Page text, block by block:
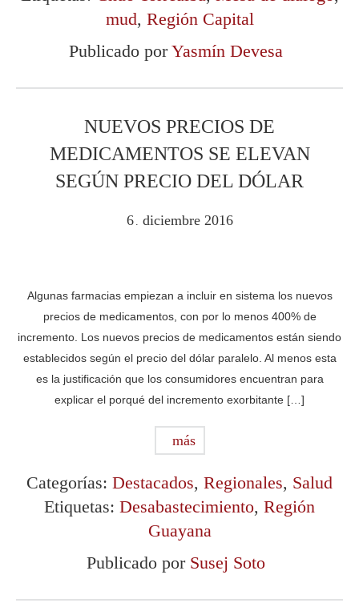
mud, Región Capital
Publicado porYasmín Devesa
NUEVOS PRECIOS DE
MEDICAMENTOS SE ELEVAN
SEGÚN PRECIO DEL DÓLAR
6 . diciembre 2016
Algunas farmacias empiezan a incluir en sistema los nuevos
precios de medicamentos, con por lo menos 400% de
incremento. Los nuevos precios de medicamentos están siendo
establecidos según el precio del dólar paralelo. Al menos esta
es la justificación que los consumidores encuentran para
explicar el porqué del incremento exorbitante […]
más
Categorías: Destacados, Regionales, Salud
Etiquetas: Desabastecimiento, Región
Guayana
Publicado por Susej Soto